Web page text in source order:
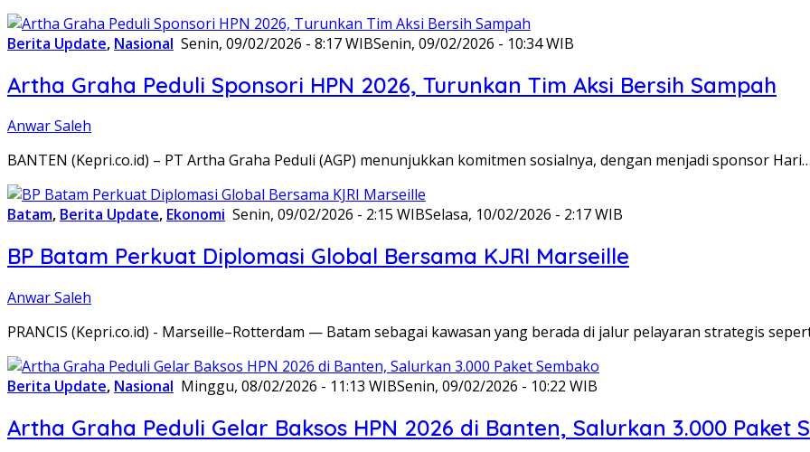
Berita Update, Nasional Senin, 09/02/2026 - 8:17 WIBSenin, 09/02/2026 - 10:34 WIB
Artha Graha Peduli Sponsori HPN 2026, Turunkan Tim Aksi Bersih Sampah
Anwar Saleh
BANTEN (Kepri.co.id) – PT Artha Graha Peduli (AGP) menunjukkan komitmen sosialnya, dengan menjadi sponsor Hari…
Batam, Berita Update, Ekonomi Senin, 09/02/2026 - 2:15 WIBSelasa, 10/02/2026 - 2:17 WIB
BP Batam Perkuat Diplomasi Global Bersama KJRI Marseille
Anwar Saleh
PRANCIS (Kepri.co.id) - Marseille–Rotterdam — Batam sebagai kawasan yang berada di jalur pelayaran strategis
Berita Update, Nasional Minggu, 08/02/2026 - 11:13 WIBSenin, 09/02/2026 - 10:22 WIB
Artha Graha Peduli Gelar Baksos HPN 2026 di Banten, Salurkan 3.000 Paket